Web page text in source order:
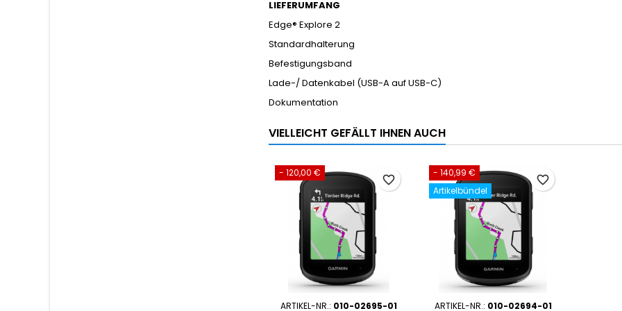
LIEFERUMFANG
Edge® Explore 2
Standardhalterung
Befestigungsband
Lade-/ Datenkabel (USB-A auf USB-C)
Dokumentation
VIELLEICHT GEFÄLLT IHNEN AUCH
- 120,00 €
ARTIKEL-NR.: 010-02695-01
favorite_border
- 140,99 €
Artikelbündel
ARTIKEL-NR.: 010-02694-01
favorite_border